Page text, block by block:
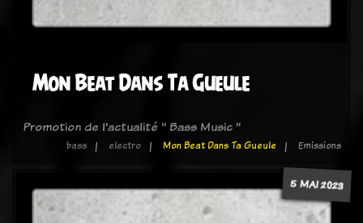
Mon Beat Dans Ta Gueule
Promotion de l'actualité " Bass Music "
bass electro Mon Beat Dans Ta Gueule Emissions
5 MAI 2023